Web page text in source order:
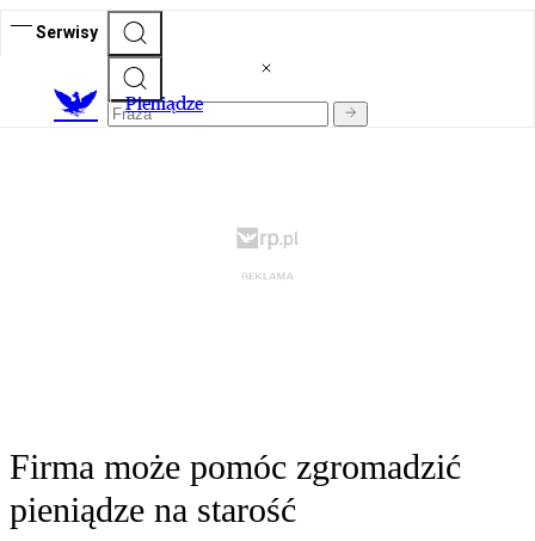
Serwisy
Pieniądze
Firma może pomóc zgromadzić
pieniądze na starość